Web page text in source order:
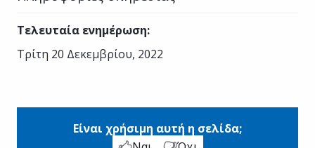
Τελευταία ενημέρωση:
Τρίτη 20 Δεκεμβρίου, 2022
Είναι χρήσιμη αυτή η σελίδα;